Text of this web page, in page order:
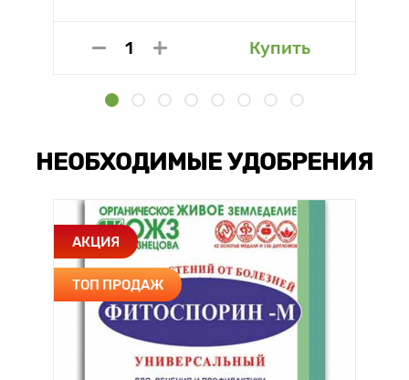
Купить
НЕОБХОДИМЫЕ УДОБРЕНИЯ
АКЦИЯ
ТОП ПРОДАЖ